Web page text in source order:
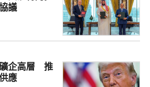
議
企高層 推
應